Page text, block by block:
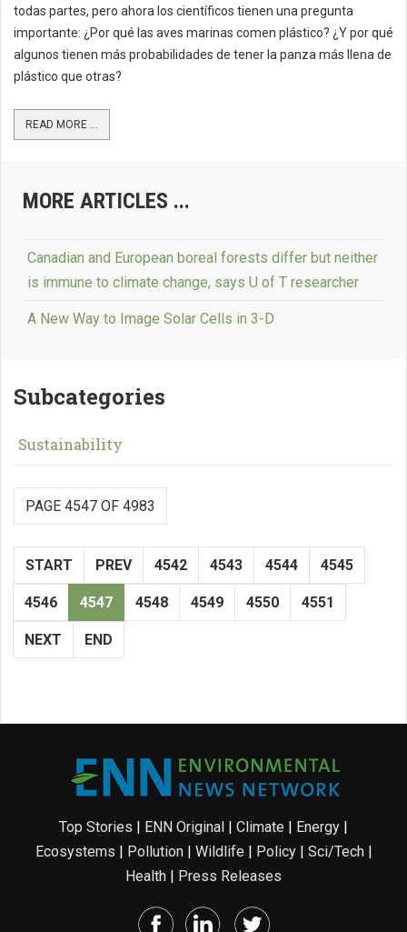
todas partes, pero ahora los científicos tienen una pregunta
importante: ¿Por qué las aves marinas comen plástico? ¿Y por qué
algunos tienen más probabilidades de tener la panza más llena de
plástico que otras?
READ MORE ...
MORE ARTICLES ...
Canadian and European boreal forests differ but neither
is immune to climate change, says U of T researcher
A New Way to Image Solar Cells in 3-D
Subcategories
Sustainability
PAGE 4547 OF 4983
START PREV 4542 4543 4544 4545
4546 4547 4548 4549 4550 4551
NEXT END
Top Stories | ENN Original | Climate | Energy |
Ecosystems | Pollution| Wildlife | Policy| Sci/Tech|
Health | Press Releases